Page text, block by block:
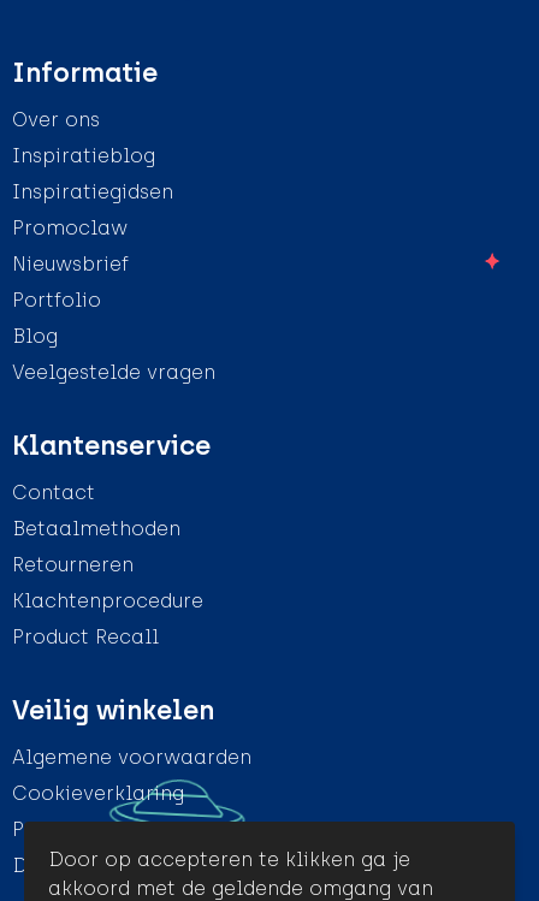
Informatie
Over ons
Inspiratieblog
Inspiratiegidsen
Promoclaw
Nieuwsbrief
Portfolio
Blog
Veelgestelde vragen
Klantenservice
Contact
Betaalmethoden
Retourneren
Klachtenprocedure
Product Recall
Veilig winkelen
Algemene voorwaarden
Cookieverklaring
Privacyverklaring
Disclaimer
Door op accepteren te klikken ga je
akkoord met de geldende omgang van